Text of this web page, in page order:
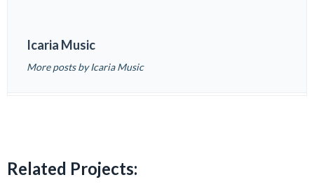
Icaria Music
More posts by Icaria Music
Related Projects: